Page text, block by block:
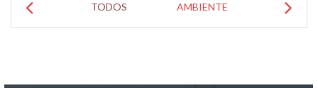
TODOS AMBIENTE